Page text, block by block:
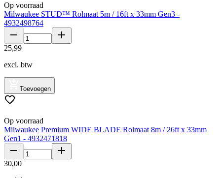
Op voorraad
Milwaukee STUD™ Rolmaat 5m / 16ft x 33mm Gen3 -
4932498764
25,99
excl. btw
Toevoegen
Op voorraad
Milwaukee Premium WIDE BLADE Rolmaat 8m / 26ft x 33mm
Gen1 - 4932471818
30,00